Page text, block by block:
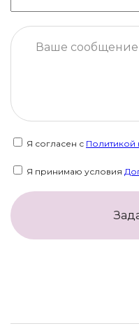
Я согласен с Политикой
Я принимаю условия